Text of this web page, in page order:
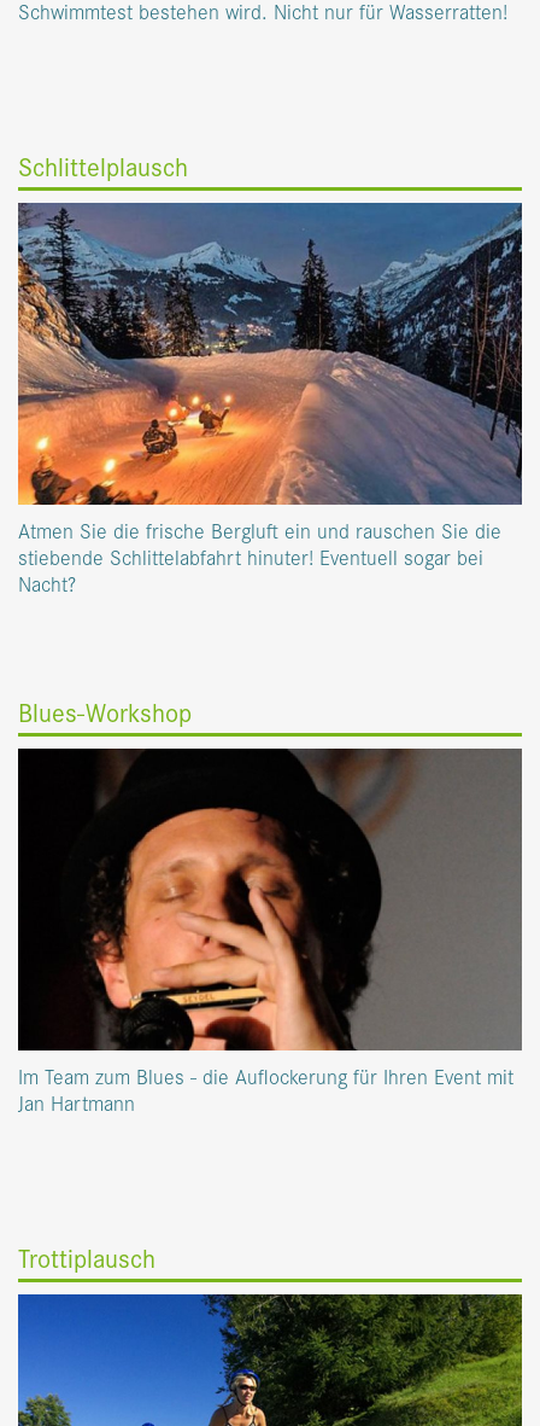
Schwimmtest bestehen wird. Nicht nur für Wasserratten!
Schlittelplausch
Atmen Sie die frische Bergluft ein und rauschen Sie die
stiebende Schlittelabfahrt hinuter! Eventuell sogar bei
Nacht?
Blues-Workshop
Im Team zum Blues - die Auflockerung für Ihren Event mit
Jan Hartmann
Trottiplausch